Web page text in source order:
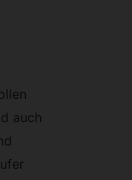
auch